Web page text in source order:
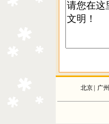
北京 广州